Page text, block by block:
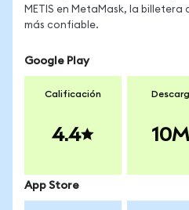
METIS en MetaMask, la billetera
más confiable.
Google Play
Calificación
4.4
App Store